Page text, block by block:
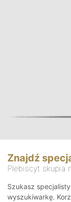
Znajdź
Plebiscyt skupia
Szukasz
wyszukiwarkę.